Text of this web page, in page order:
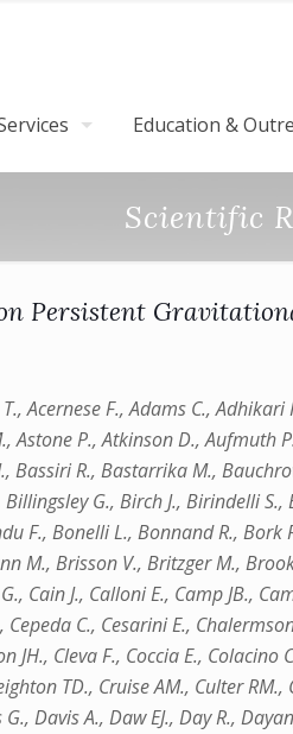
Education &
Scientific
Persistent
Acernese F., Adams C.,
Astone P., Atkinson D.,
R., Bastarrika M.,
G., Birch J., Birindelli
F., Bonelli L., Bonnand R.,
M., Brisson V., Britzger M.,
Cain J., Calloni E., Camp JB.,
C., Cesarini E.,
JH., Cleva F., Coccia E.,
TD., Cruise AM., Culter
Davis A., Daw EJ., Day R.,